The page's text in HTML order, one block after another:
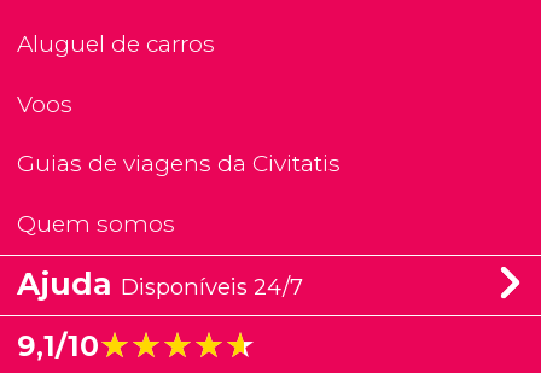
Aluguel de carros
Voos
Guias de viagens da Civitatis
Quem somos
Ajuda Disponíveis 24/7
9,1/10★★★★★
★★★★★